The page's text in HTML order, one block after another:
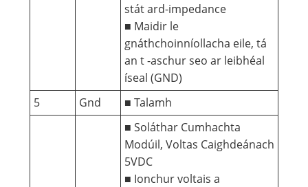
stát ard-impedance
■ Maidir le
gnáthchoinníollacha eile, tá
an t -aschur seo ar leibhéal
íseal (GND)
5
Gnd ■ Talamh
■ Soláthar Cumhachta
Modúil, Voltas Caighdeánach
5VDC
■ Ionchur voltais a